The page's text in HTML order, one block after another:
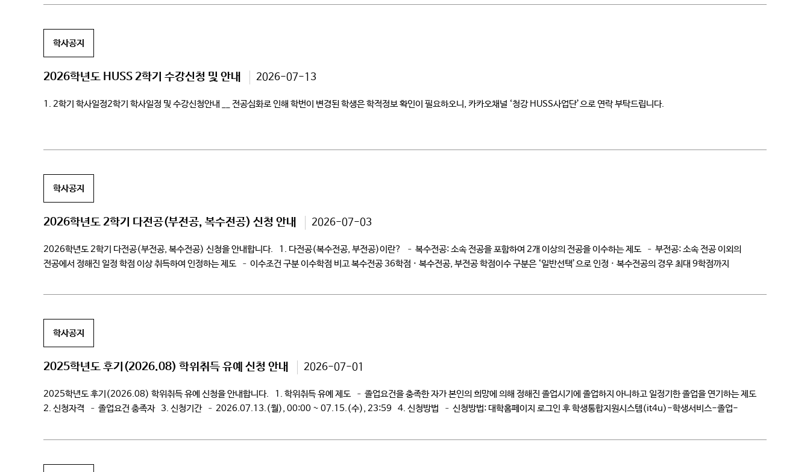
학사공지
2026학년도 HUSS 2학기 수강신청 및 안내 2026-07-13
1. 2학기 학사일정2학기 학사일정 및 수강신청안내 __ 전공심화로 인해 학번이 변경된 학생은 학적정보 확인이 필요하오니, 카카오채널 ‘청강 HUSS사업단’으로 연락 부탁드립니다.
학사공지
2026학년도 2학기 다전공(부전공, 복수전공) 신청 안내 2026-07-03
2026학년도 2학기 다전공(부전공, 복수전공) 신청을 안내합니다. 1. 다전공(복수전공, 부전공)이란? – 복수전공: 소속 전공을 포함하여 2개 이상의 전공을 이수하는 제도 – 부전공: 소속 전공 이외의
전공에서 정해진 일정 학점 이상 취득하여 인정하는 제도 – 이수조건 구분 이수학점 비고 복수전공 36학점 · 복수전공, 부전공 학점이수 구분은 ‘일반선택’으로 인정 · 복수전공의 경우 최대 9학점까지
학사공지
2025학년도 후기(2026.08) 학위취득 유예 신청 안내 2026-07-01
2025학년도 후기(2026.08) 학위취득 유예 신청을 안내합니다. 1. 학위취득 유예 제도 – 졸업요건을 충족한 자가 본인의 희망에 의해 정해진 졸업시기에 졸업하지 아니하고 일정기한 졸업을 연기하는 제도
2. 신청자격 – 졸업요건 충족자 3. 신청기간 – 2026.07.13.(월), 00:00 ~ 07.15.(수), 23:59 4. 신청방법 – 신청방법: 대학홈페이지 로그인 후 학생통합지원시스템(it4u)-학생서비스-졸업-